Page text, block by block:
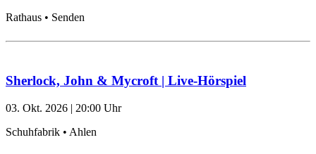
Rathaus • Senden
Sherlock, John & Mycroft | Live-Hörspiel
03. Okt. 2026 | 20:00 Uhr
Schuhfabrik • Ahlen